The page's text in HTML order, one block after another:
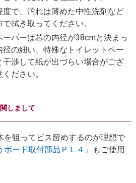
度で、汚れは薄めた中性洗剤など
拭き取ってください。
パーは芯の内径が38cmと決まっ
の細い、特殊なトイレットペー
渉して紙が出づらい場合がござ
ださい。
しまして
を狙ってビス留めするのが理想で
ボード取付部品ＰＬ４』
もご使用